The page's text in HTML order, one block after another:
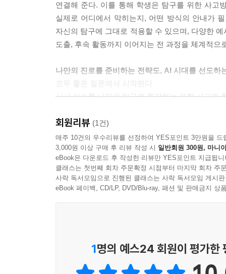
음주나 흡연도 적극적 의도보다는 단순한 습관으
에 띌 정도로 흔하기 때문이다. 접근성이
너무 높은 대상들이어서 아무런 노력 없이 구해지
--- p.133
어떤 사람은 약 한 알로 아픈 곳이 금세 낫는데,
연결해 준다. 이를 통해 학생은 탐구를 위한 사고
실제로 어디에서 막히는지, 어떤 방식의 안내가
자신의 탐구에 그대로 적용할 수 있으며, 다양한
도출, 후속 활동까지 이어지는 전 과정을 체계적
나만의 진로를 준비하는 전략도, AI 시대를 선도하
시사 이슈를 나만의 탐구로 확장하는 융합 사고력
주제를 정하고 자료를 찾고 정리하는 방식으로
수준을 본다. 따라서 이 책이 주력한 것도 하나의
전환하는 과정을 보여 주고자 했다. 50가지 주제
보다. ‘기본소득’을 주제를 잡아도 “기본소득이
무엇인가?”로 파고드는 학생은 탐구의 깊이 자
던지는 힘은 입시를 넘어 AI 시대를 살아가는 학생
회원리뷰 (1건)
매주 10건의 우수리뷰를 선정하여 YES포인트 3만원을 드
3,000원 이상 구매 후 리뷰 작성 시 일반회원 300원, 마니
eBook은 다운로드 후 작성한 리뷰만 YES포인트 지급됩니
클래스는 첫번째 회차 주문확정 시점부터 마지막 회차 주
사락 독서모임으로 진행된 클래스는 사락 독서모임 게시
eBook 페이백, CD/LP, DVD/Blu-ray, 패션 및 판매금지 상
1명의 예스24 회원이 평가한